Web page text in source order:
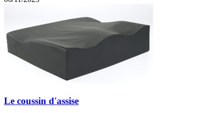
Le coussin d'assise